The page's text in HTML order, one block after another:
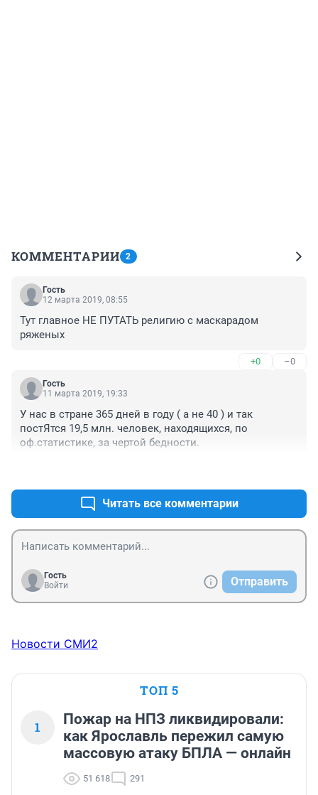
КОММЕНТАРИИ 2
Гость
12 марта 2019, 08:55
Тут главное НЕ ПУТАТЬ религию с маскарадом
ряженых
+0 –0
Гость
11 марта 2019, 19:33
У нас в стране 365 дней в году ( а не 40 ) и так
постЯтся 19,5 млн. человек, находящихся, по
оф.статистике, за чертой бедности.
Читать все комментарии
Гость
Войти
Отправить
Новости СМИ2
ТОП 5
1
Пожар на НПЗ ликвидировали:
как Ярославль пережил самую
массовую атаку БПЛА — онлайн
51 618 291